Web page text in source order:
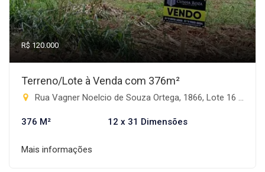
R$ 120.000
Terreno/Lote à Venda com 376m²
Rua Vagner Noelcio de Souza Ortega, 1866, Lote 16 - Jardim Guanabara, Nova Alvorada do Sul-MS
376 M² 12 x 31 Dimensões
Mais informações